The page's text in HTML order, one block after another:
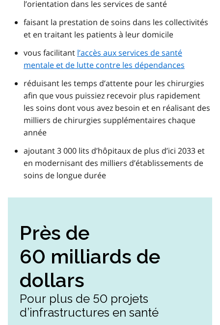
l’orientation dans les services de santé
faisant la prestation de soins dans les collectivités
et en traitant les patients à leur domicile
vous facilitant l’accès aux services de santé
mentale et de lutte contre les dépendances
réduisant les temps d’attente pour les chirurgies
afin que vous puissiez recevoir plus rapidement
les soins dont vous avez besoin et en réalisant des
milliers de chirurgies supplémentaires chaque
année
ajoutant 3 000 lits d’hôpitaux de plus d’ici 2033 et
en modernisant des milliers d’établissements de
soins de longue durée
Près de
60 milliards de
dollars
Pour plus de 50 projets
d’infrastructures en santé